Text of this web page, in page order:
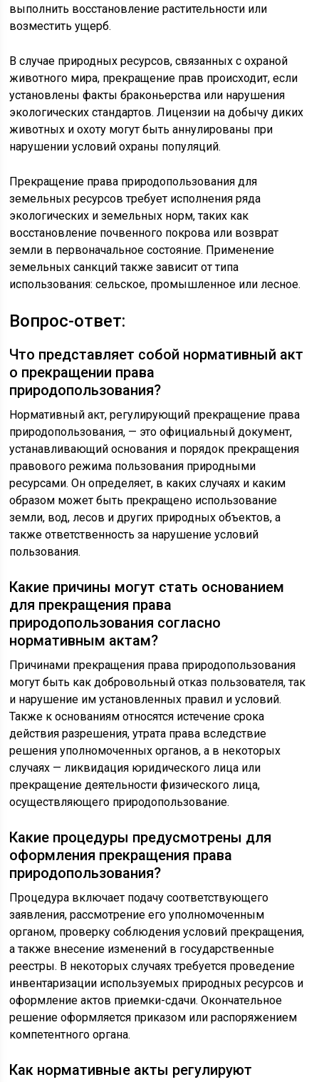
выполнить восстановление растительности или
возместить ущерб.
В случае природных ресурсов, связанных с охраной
животного мира, прекращение прав происходит, если
установлены факты браконьерства или нарушения
экологических стандартов. Лицензии на добычу диких
животных и охоту могут быть аннулированы при
нарушении условий охраны популяций.
Прекращение права природопользования для
земельных ресурсов требует исполнения ряда
экологических и земельных норм, таких как
восстановление почвенного покрова или возврат
земли в первоначальное состояние. Применение
земельных санкций также зависит от типа
использования: сельское, промышленное или лесное.
Вопрос-ответ:
Что представляет собой нормативный акт
о прекращении права
природопользования?
Нормативный акт, регулирующий прекращение права
природопользования, — это официальный документ,
устанавливающий основания и порядок прекращения
правового режима пользования природными
ресурсами. Он определяет, в каких случаях и каким
образом может быть прекращено использование
земли, вод, лесов и других природных объектов, а
также ответственность за нарушение условий
пользования.
Какие причины могут стать основанием
для прекращения права
природопользования согласно
нормативным актам?
Причинами прекращения права природопользования
могут быть как добровольный отказ пользователя, так
и нарушение им установленных правил и условий.
Также к основаниям относятся истечение срока
действия разрешения, утрата права вследствие
решения уполномоченных органов, а в некоторых
случаях — ликвидация юридического лица или
прекращение деятельности физического лица,
осуществляющего природопользование.
Какие процедуры предусмотрены для
оформления прекращения права
природопользования?
Процедура включает подачу соответствующего
заявления, рассмотрение его уполномоченным
органом, проверку соблюдения условий прекращения,
а также внесение изменений в государственные
реестры. В некоторых случаях требуется проведение
инвентаризации используемых природных ресурсов и
оформление актов приемки-сдачи. Окончательное
решение оформляется приказом или распоряжением
компетентного органа.
Как нормативные акты регулируют